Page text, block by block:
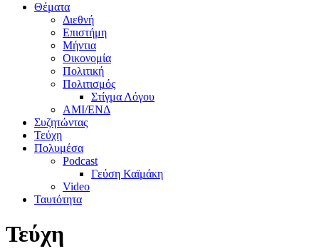
Θέματα
Διεθνή
Επιστήμη
Μήντια
Οικονομία
Πολιτική
Πολιτισμός
Στίγμα Λόγου
AMI/ΕΝΔ
Συζητώντας
Τεύχη
Πολυμέσα
Podcast
Γεύση Καϊμάκη
Video
Ταυτότητα
Τεύχη